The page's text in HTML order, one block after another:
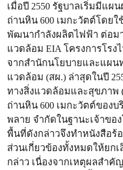
เมื่อปี 2550 รัฐบาลเริ่มมีแผ
ถ่านหิน 600 เมกะวัตต์โดย
พัฒนากำลังผลิตไฟฟ้า ต่อม
แวดล้อม EIA โครงการโร
จากสำนักนโยบายและแผน
แวดล้อม (สผ.) ล่าสุดในปี
ทางสิ่งแวดล้อมและสุขภาพ
ถ่านหิน 600 เมกะวัตต์ของ
พลาย จำกัดในฐานะเจ้าขอ
พื้นที่ดังกล่าวจึงทำหนังสือร้
ส่วนเกี่ยวข้องทั้งหมดให้ยก
กล่าว เนื่องจากเหตุผลสำคั